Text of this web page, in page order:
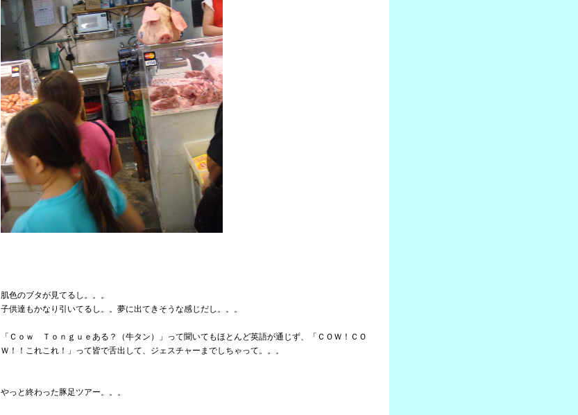
肌色のブタが見てるし。。。
子供達もかなり引いてるし。。夢に出てきそうな感じだし。。。
「Ｃｏｗ Ｔｏｎｇｕｅある？（牛タン）」って聞いてもほとんど英語が通じず、「ＣＯＷ！ＣＯ
Ｗ！！これこれ！」って皆で舌出して、ジェスチャーまでしちゃって。。。
やっと終わった豚足ツアー。。。